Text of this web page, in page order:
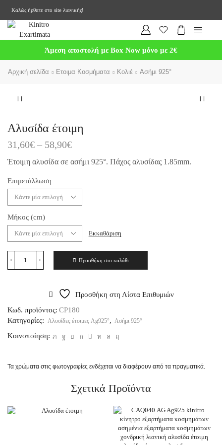
Καλώς ήρθατε στο site λιανικής!
Άμεση αποστολή με Box Now μόνο με 2€
Αρχική σελίδα Ετοιμα Κοσμήματα Κολιέ Ασήμι 925°
Αλυσίδα έτοιμη
31,60€ – 58,90€
Έτοιμη αλυσίδα σε ασήμι 925°. Πάχος αλυσίδας 1.85mm.
Επιμετάλλωση
Μήκος (cm)
Εκκαθάριση
Προσθήκη στο καλάθι
Προσθήκη στη Λίστα Επιθυμιών
Κωδ. προϊόντος: CP180
Κατηγορίες: Αλυσίδες έτοιμες Ag925°, Ασήμι 925°
Κοινοποίηση:
Τα χρώματα στις φωτογραφίες ενδέχεται να διαφέρουν από τα πραγματικά.
Σχετικά Προϊόντα